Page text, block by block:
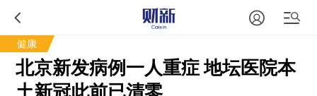
健康
北京新发病例一人重症 地坛医院本
土新冠此前已清零